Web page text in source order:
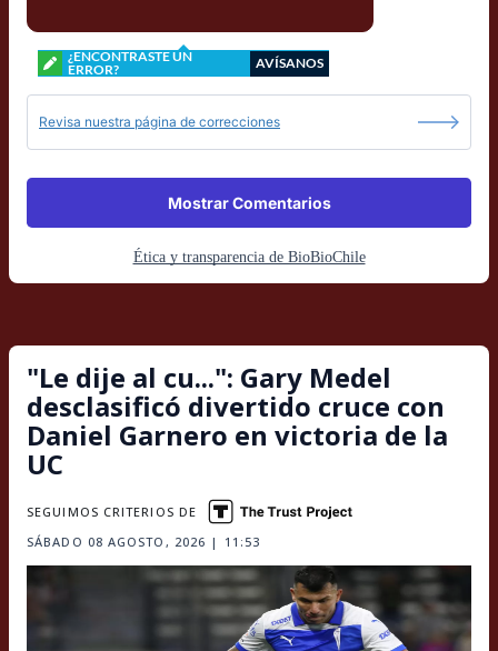
¿ENCONTRASTE UN
ERROR?
AVÍSANOS
Revisa nuestra página de correcciones
Mostrar Comentarios
Ética y transparencia de BioBioChile
"Le dije al cu...": Gary Medel
desclasificó divertido cruce con
Daniel Garnero en victoria de la
UC
SÁBADO 08 AGOSTO, 2026 | 11:53
SEGUIMOS CRITERIOS DE